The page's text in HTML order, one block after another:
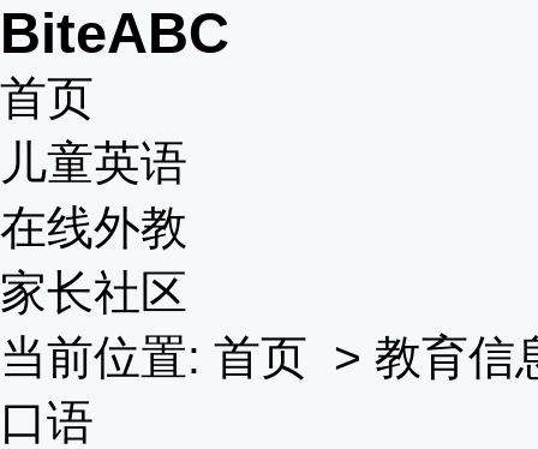
BiteABC
首页
儿童英语
在线外教
家长社区
当前位置: 首页 > 教育信
口语